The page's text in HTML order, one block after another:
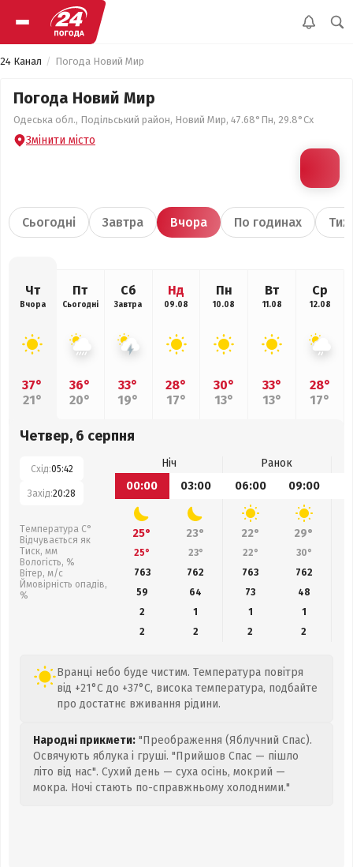
24 Канал Погода Новий Мир
Погода Новий Мир
Одеська обл., Подільський район, Новий Мир, 47.68°Пн, 29.8°Сх
Змінити місто
Сьогодні Завтра Вчора По годинах
Чт
Вчора
37°
21°
Пт
Сьогодні
36°
20°
Сб
Завтра
33°
19°
Нд
09.08
28°
17°
Пн
10.08
30°
13°
Вт
11.08
33°
13°
Ср
12.08
28°
17°
Четвер, 6 серпня
Схід:05:42
Захід:20:28
Температура С°
Відчувається як
Тиск, мм
Вологість, %
Вітер, м/с
Ймовірність опадів,
%
Ніч
Ранок
00:00
03:00 06:00 09:00
25° 23° 22° 29°
25° 23° 22° 30°
763
762 763 762
59
64 73
48
2
1 1
1
2
2 2 2
Вранці небо буде чистим. Температура повітря
від +21°C до +37°C, висока температура, подбайте
про достатнє вживання рідини.
Народні прикмети: "Преображення (Яблучний Спас).
Освячують яблука і груші. "Прийшов Спас — пішло
літо від нас". Сухий день — суха осінь, мокрий —
мокра. Ночі стають по-справжньому холодними."